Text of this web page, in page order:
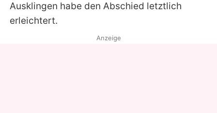
Ausklingen habe den Abschied letztlich
erleichtert.
Anzeige